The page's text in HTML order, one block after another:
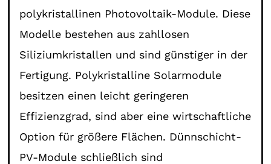
polykristallinen Photovoltaik-Module. Diese
Modelle bestehen aus zahllosen
Siliziumkristallen und sind günstiger in der
Fertigung. Polykristalline Solarmodule
besitzen einen leicht geringeren
Effizienzgrad, sind aber eine wirtschaftliche
Option für größere Flächen. Dünnschicht-
PV-Module schließlich sind